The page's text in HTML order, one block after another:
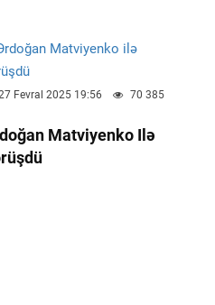
Fevral 2025 19:56 70 385
Matviyenko Ilə